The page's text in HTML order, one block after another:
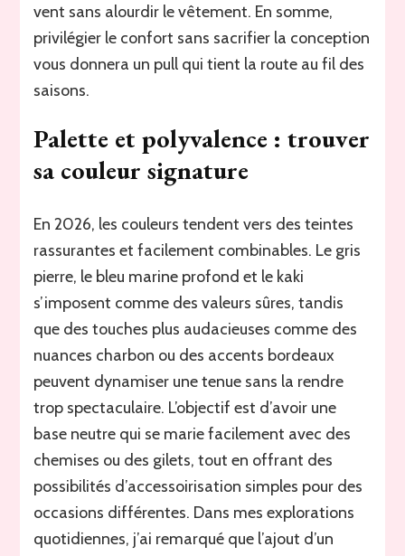
vent sans alourdir le vêtement. En somme,
privilégier le confort sans sacrifier la conception
vous donnera un pull qui tient la route au fil des
saisons.
Palette et polyvalence : trouver
sa couleur signature
En 2026, les couleurs tendent vers des teintes
rassurantes et facilement combinables. Le gris
pierre, le bleu marine profond et le kaki
s’imposent comme des valeurs sûres, tandis
que des touches plus audacieuses comme des
nuances charbon ou des accents bordeaux
peuvent dynamiser une tenue sans la rendre
trop spectaculaire. L’objectif est d’avoir une
base neutre qui se marie facilement avec des
chemises ou des gilets, tout en offrant des
possibilités d’accessoirisation simples pour des
occasions différentes. Dans mes explorations
quotidiennes, j’ai remarqué que l’ajout d’un